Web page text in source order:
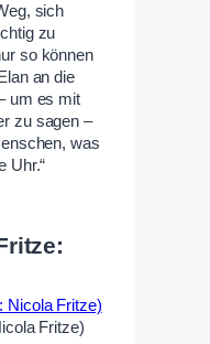
sich
zu
so können
an die
um es mit
zu sagen –
was
Uhr.“
Fritze)